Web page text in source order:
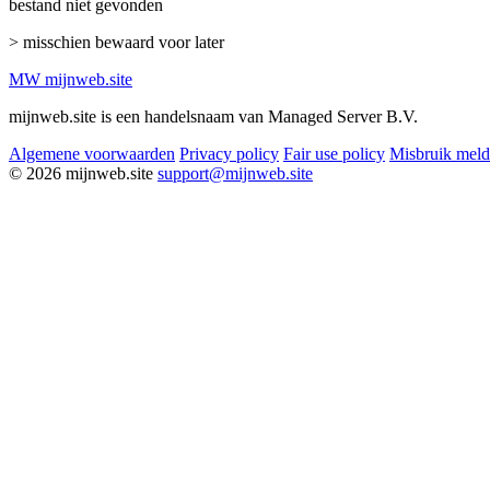
bestand niet gevonden
> misschien bewaard voor later
MW mijnweb.site
mijnweb.site is een handelsnaam van Managed Server B.V.
Algemene voorwaarden Privacy policy Fair use policy Misbruik
© 2026 mijnweb.site support@mijnweb.site